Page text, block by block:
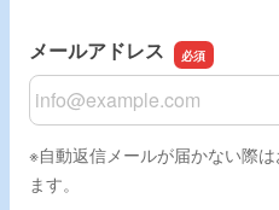
メールアドレス
メールアドレス
※自動返信メールが届かない際
ます。